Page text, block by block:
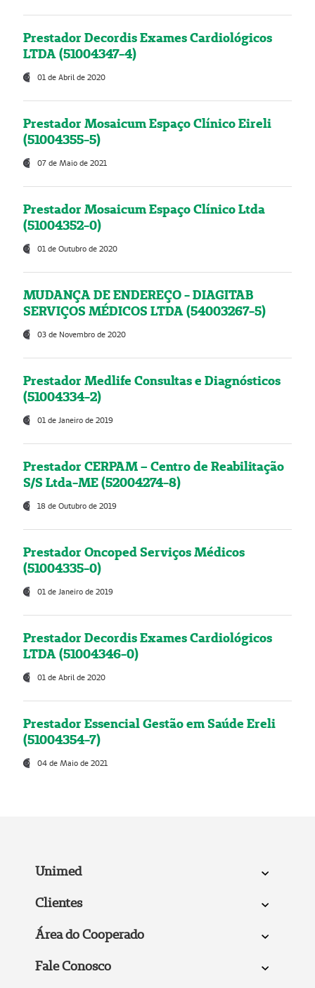
Prestador Decordis Exames Cardiológicos
LTDA (51004347-4)
01 de Abril de 2020
Prestador Mosaicum Espaço Clínico Eireli
(51004355-5)
07 de Maio de 2021
Prestador Mosaicum Espaço Clínico Ltda
(51004352-0)
01 de Outubro de 2020
MUDANÇA DE ENDEREÇO - DIAGITAB
SERVIÇOS MÉDICOS LTDA (54003267-5)
03 de Novembro de 2020
Prestador Medlife Consultas e Diagnósticos
(51004334-2)
01 de Janeiro de 2019
Prestador CERPAM – Centro de Reabilitação
S/S Ltda-ME (52004274-8)
18 de Outubro de 2019
Prestador Oncoped Serviços Médicos
(51004335-0)
01 de Janeiro de 2019
Prestador Decordis Exames Cardiológicos
LTDA (51004346-0)
01 de Abril de 2020
Prestador Essencial Gestão em Saúde Ereli
(51004354-7)
04 de Maio de 2021
Unimed
Clientes
Área do Cooperado
Fale Conosco